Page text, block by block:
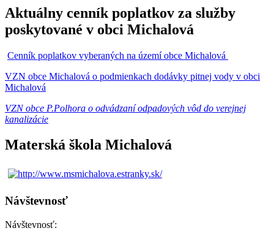
Aktuálny cenník poplatkov za služby
poskytované v obci Michalová
Cenník poplatkov vyberaných na území obce Michalová
VZN obce Michalová o podmienkach dodávky pitnej vody v obci
Michalová
VZN obce P.Polhora o odvádzaní odpadových vôd do verejnej
kanalizácie
Materská škola Michalová
Návštevnosť
Návštevnosť: